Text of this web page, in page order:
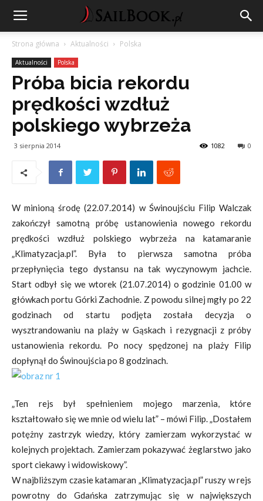
Strona główna Aktualności Polska
Aktualności Polska
Próba bicia rekordu
prędkości wzdłuż
polskiego wybrzeża
3 sierpnia 2014 0
1082
W minioną środę (22.07.2014) w Świnoujściu Filip Walczak
zakończył samotną próbę ustanowienia nowego rekordu
prędkości wzdłuż polskiego wybrzeża na katamaranie
„Klimatyzacja.pl”. Była to pierwsza samotna próba
przepłynięcia tego dystansu na tak wyczynowym jachcie.
Start odbył się we wtorek (21.07.2014) o godzinie 01.00 w
główkach portu Górki Zachodnie. Z powodu silnej mgły po 22
godzinach od startu podjęta została decyzja o
wysztrandowaniu na plaży w Gąskach i rezygnacji z próby
ustanowienia rekordu. Po nocy spędzonej na plaży Filip
dopłynął do Świnoujścia po 8 godzinach.
„Ten rejs był spełnieniem mojego marzenia, które
kształtowało się we mnie od wielu lat” – mówi Filip. „Dostałem
potężny zastrzyk wiedzy, który zamierzam wykorzystać w
kolejnych projektach. Zamierzam pokazywać żeglarstwo jako
sport ciekawy i widowiskowy”.
W najbliższym czasie katamaran „Klimatyzacja.pl” ruszy w rejs
powrotny do Gdańska zatrzymując się w największych